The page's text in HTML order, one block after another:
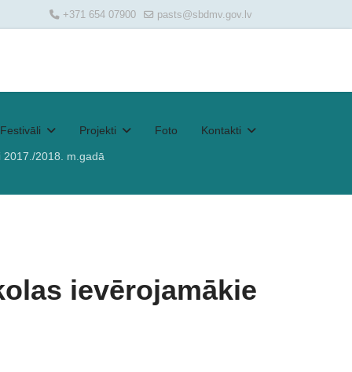
+371 654 07900 pasts@sbdmv.gov.lv
Projekti Foto Kontakti
2017./2018. m.gadā
ievērojamākie